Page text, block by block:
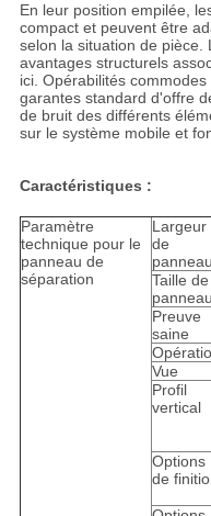
En leur position empilée,
compact et peuvent être
selon la situation de pièce.
avantages structurels
ici. Opérabilités
garantes standard d'offre
de bruit des différents
sur le système mobile et
Caractéristiques :
Paramètre
technique pour le
panneau de
séparation
Largeur
de
panneau
Taille de
panneau
Preuve
saine
Vue
Profil
vertical
Options
de